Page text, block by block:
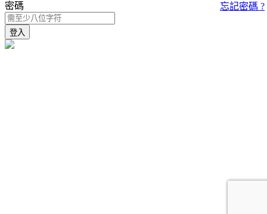
密碼 忘記密碼 ?